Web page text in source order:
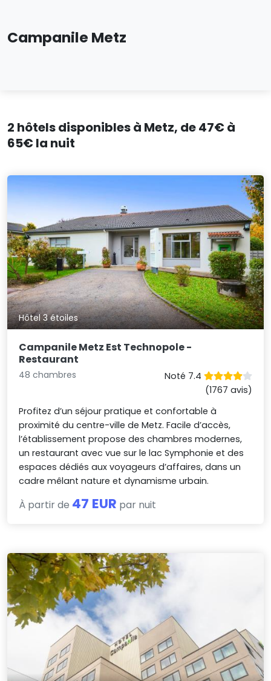
Campanile Metz
2 hôtels disponibles à Metz, de 47€ à
65€ la nuit
Hôtel 3 étoiles
Campanile Metz Est Technopole -
Restaurant
48 chambres
Noté 7.4
(1767 avis)
Profitez d’un séjour pratique et confortable à
proximité du centre-ville de Metz. Facile d’accès,
l’établissement propose des chambres modernes,
un restaurant avec vue sur le lac Symphonie et des
espaces dédiés aux voyageurs d’affaires, dans un
cadre mêlant nature et dynamisme urbain.
À partir de 47 EUR par nuit